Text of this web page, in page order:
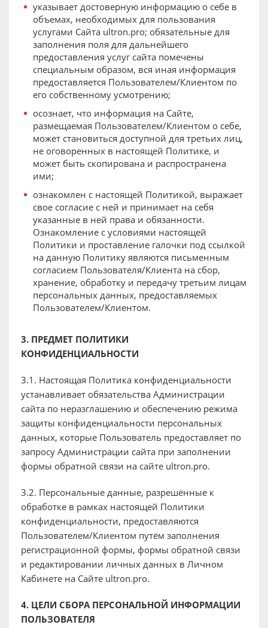
указывает достоверную информацию о себе в
объемах, необходимых для пользования
услугами Сайта ultron.pro; обязательные для
заполнения поля для дальнейшего
предоставления услуг сайта помечены
специальным образом, вся иная информация
предоставляется Пользователем/Клиентом по
его собственному усмотрению;
осознает, что информация на Сайте,
размещаемая Пользователем/Клиентом о себе,
может становиться доступной для третьих лиц,
не оговоренных в настоящей Политике, и
может быть скопирована и распространена
ими;
ознакомлен с настоящей Политикой, выражает
свое согласие с ней и принимает на себя
указанные в ней права и обязанности.
Ознакомление с условиями настоящей
Политики и проставление галочки под ссылкой
на данную Политику являются письменным
согласием Пользователя/Клиента на сбор,
хранение, обработку и передачу третьим лицам
персональных данных, предоставляемых
Пользователем/Клиентом.
3. ПРЕДМЕТ ПОЛИТИКИ
КОНФИДЕНЦИАЛЬНОСТИ
3.1. Настоящая Политика конфиденциальности
устанавливает обязательства Администрации
сайта по неразглашению и обеспечению режима
защиты конфиденциальности персональных
данных, которые Пользователь предоставляет по
запросу Администрации сайта при заполнении
формы обратной связи на сайте ultron.pro.
3.2. Персональные данные, разрешённые к
обработке в рамках настоящей Политики
конфиденциальности, предоставляются
Пользователем/Клиентом путём заполнения
регистрационной формы, формы обратной связи
и редактировании личных данных в Личном
Кабинете на Сайте ultron.pro.
4. ЦЕЛИ СБОРА ПЕРСОНАЛЬНОЙ ИНФОРМАЦИИ
ПОЛЬЗОВАТЕЛЯ